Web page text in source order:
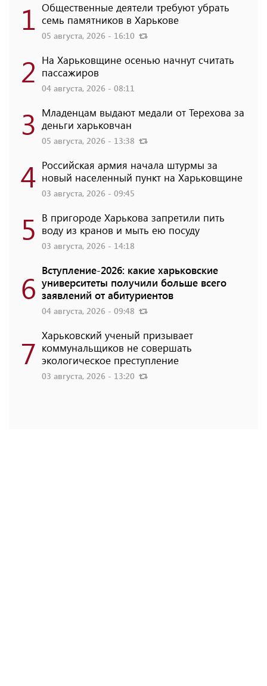
1 Общественные деятели требуют убрать
семь памятников в Харькове
05 августа, 2026 - 16:10
2 На Харьковщине осенью начнут считать
пассажиров
04 августа, 2026 - 08:11
3 Младенцам выдают медали от Терехова за
деньги харьковчан
05 августа, 2026 - 13:38
4 Российская армия начала штурмы за
новый населенный пункт на Харьковщине
03 августа, 2026 - 09:45
5 В пригороде Харькова запретили пить
воду из кранов и мыть ею посуду
03 августа, 2026 - 14:18
6 Вступление-2026: какие харьковские
университеты получили больше всего
заявлений от абитуриентов
04 августа, 2026 - 09:48
7 Харьковский ученый призывает
коммунальщиков не совершать
экологическое преступление
03 августа, 2026 - 13:20